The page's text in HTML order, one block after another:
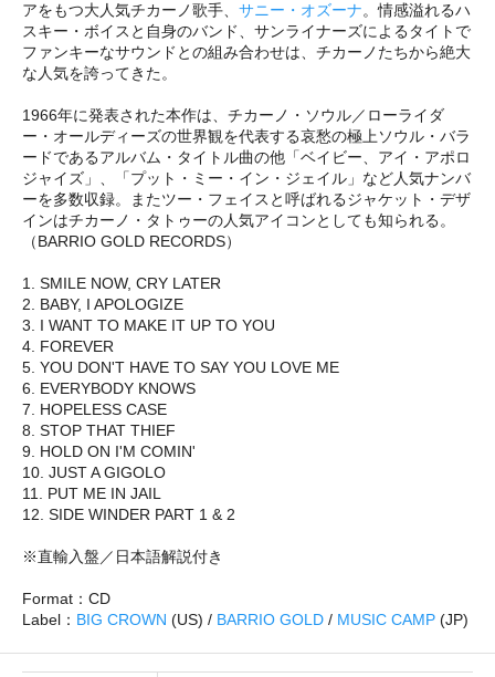
アをもつ大人気チカーノ歌手、 サニー・オズーナ。情感溢れるハ
スキー・ボイスと自身のバンド、サンライナーズによるタイトで
ファンキーなサウンドとの組み合わせは、チカーノたちから絶大
な人気を誇ってきた。
1966年に発表された本作は、チカーノ・ソウル／ローライダ
ー・オールディーズの世界観を代表する哀愁の極上ソウル・バラ
ードであるアルバム・タイトル曲の他「ベイビー、アイ・アポロ
ジャイズ」、「プット・ミー・イン・ジェイル」など人気ナンバ
ーを多数収録。またツー・フェイスと呼ばれるジャケット・デザ
インはチカーノ・タトゥーの人気アイコンとしても知られる。
（BARRIO GOLD RECORDS）
1. SMILE NOW, CRY LATER
2. BABY, I APOLOGIZE
3. I WANT TO MAKE IT UP TO YOU
4. FOREVER
5. YOU DON'T HAVE TO SAY YOU LOVE ME
6. EVERYBODY KNOWS
7. HOPELESS CASE
8. STOP THAT THIEF
9. HOLD ON I'M COMIN'
10. JUST A GIGOLO
11. PUT ME IN JAIL
12. SIDE WINDER PART 1 & 2
※直輸入盤／日本語解説付き
Format：CD
Label： BIG CROWN (US) / BARRIO GOLD / MUSIC CAMP (JP)